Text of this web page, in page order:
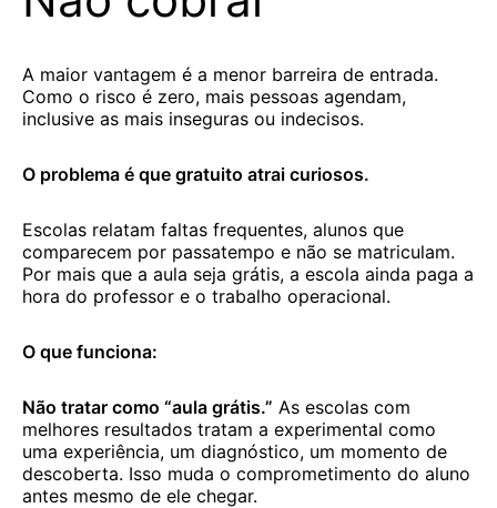
A maior vantagem é a menor barreira de entrada.
Como o risco é zero, mais pessoas agendam,
inclusive as mais inseguras ou indecisos.
O problema é que gratuito atrai curiosos.
Escolas relatam faltas frequentes, alunos que
comparecem por passatempo e não se matriculam.
Por mais que a aula seja grátis, a escola ainda paga a
hora do professor e o trabalho operacional.
O que funciona:
Não tratar como “aula grátis.” As escolas com
melhores resultados tratam a experimental como
uma experiência, um diagnóstico, um momento de
descoberta. Isso muda o comprometimento do aluno
antes mesmo de ele chegar.